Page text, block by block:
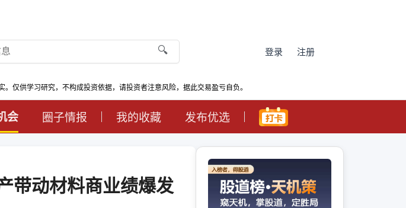
🔍 登录 注册
仅供学习研究，不构成投资依据，请投资者注意风险，据此交易盈亏自负。
会 圈子情报 我的收藏 发布优选
带动材料商业绩爆发